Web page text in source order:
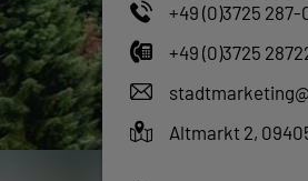
+49 (0)3725 287-
+49 (0)3725
Altmarkt 2,